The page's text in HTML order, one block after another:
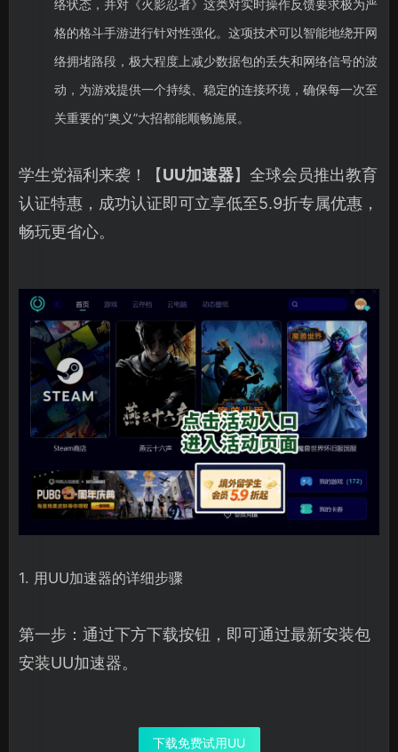
络状态，并对《火影忍者》这类对实时操作反馈要求极为严
格的格斗手游进行针对性强化。这项技术可以智能地绕开网
络拥堵路段，极大程度上减少数据包的丢失和网络信号的波
动，为游戏提供一个持续、稳定的连接环境，确保每一次至
关重要的“奥义”大招都能顺畅施展。
学生党福利来袭！【UU加速器】全球会员推出教育
认证特惠，成功认证即可立享低至5.9折专属优惠，
畅玩更省心。
1. 用UU加速器的详细步骤
第一步：通过下方下载按钮，即可通过最新安装包
安装UU加速器。
下载免费试用UU